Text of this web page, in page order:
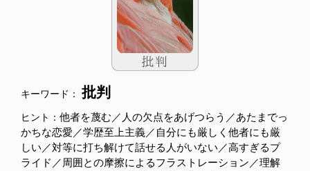
キーワード： 批判
ヒント： 他者を蔑む／人の欠点をあげつらう／あたまでっ
かちな恋愛／学歴至上主義／自分にも厳しく他者にも厳
しい／対等に打ち解けて話せる人がいない／高すぎるプ
ライド／周囲との摩擦によるフラストレーション／理解